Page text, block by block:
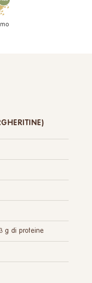
g di proteine